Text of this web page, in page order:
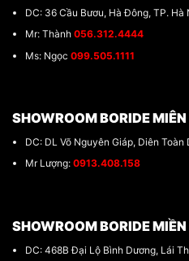
DC: 36 Cầu Bươu, Hà Đông, TP. Hà
Mr: Thành 056.312.4444
Ms: Ngọc 099.505.1111
SHOWROOM BORIDE
DC: DL Võ Nguyên Giáp, Diên Toàn
Mr Lượng: 0913.408.158
SHOWROOM BORIDE
DC: 468B Đại Lộ Bình Dương, Lái